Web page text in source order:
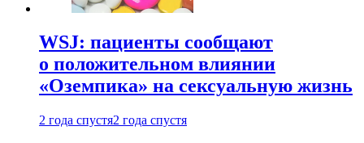
WSJ: пациенты сообщают
о положительном влиянии
«Оземпика» на сексуальную жизнь
2 года спустя2 года спустя